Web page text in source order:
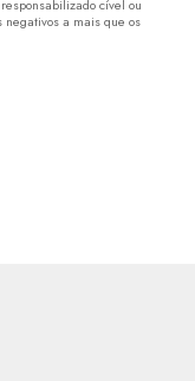
cível ou
a mais que os